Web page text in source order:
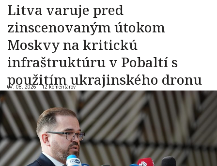
Litva varuje pred
zinscenovaným útokom
Moskvy na kritickú
infraštruktúru v Pobaltí s
použitím ukrajinského dronu
07. 08. 2026 |12 komentárov